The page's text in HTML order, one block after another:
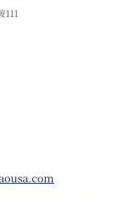
111